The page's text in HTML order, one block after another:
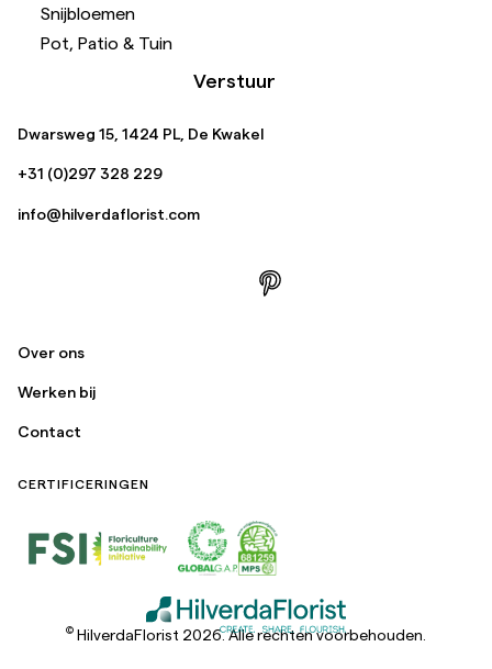
Snijbloemen
Pot, Patio & Tuin
Verstuur
Dwarsweg 15, 1424 PL, De Kwakel
+31 (0)297 328 229
info@hilverdaflorist.com
Over ons
Werken bij
Contact
CERTIFICERINGEN
© HilverdaFlorist 2026. Alle rechten voorbehouden.